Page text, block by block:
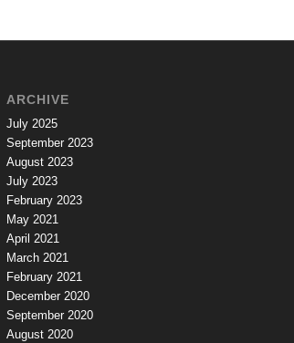
ARCHIVE
July 2025
September 2023
August 2023
July 2023
February 2023
May 2021
April 2021
March 2021
February 2021
December 2020
September 2020
August 2020